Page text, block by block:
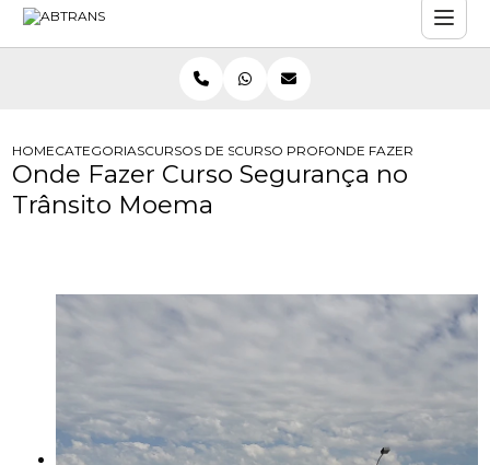
HOMECATEGORIASCURSOS DE SEGURANCA NO TRANSITO
CURSO PROFISSIONALIZANTE DE
ONDE FAZER CURSO
Onde Fazer Curso Segurança no
Trânsito Moema